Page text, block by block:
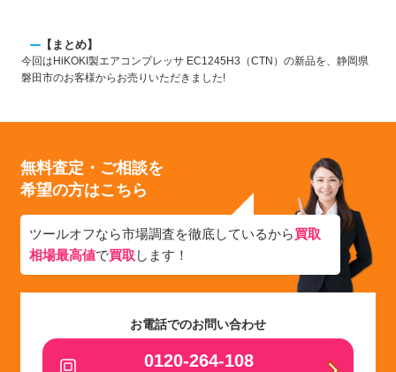
【まとめ】
今回はHiKOKI製エアコンプレッサ EC1245H3（CTN）の新品を、静岡県
磐田市のお客様からお売りいただきました!
無料査定・ご相談を
希望の方はこちら
ツールオフなら市場調査を徹底しているから買取
相場最高値で買取 します！
お電話でのお問い合わせ
0120-264-108